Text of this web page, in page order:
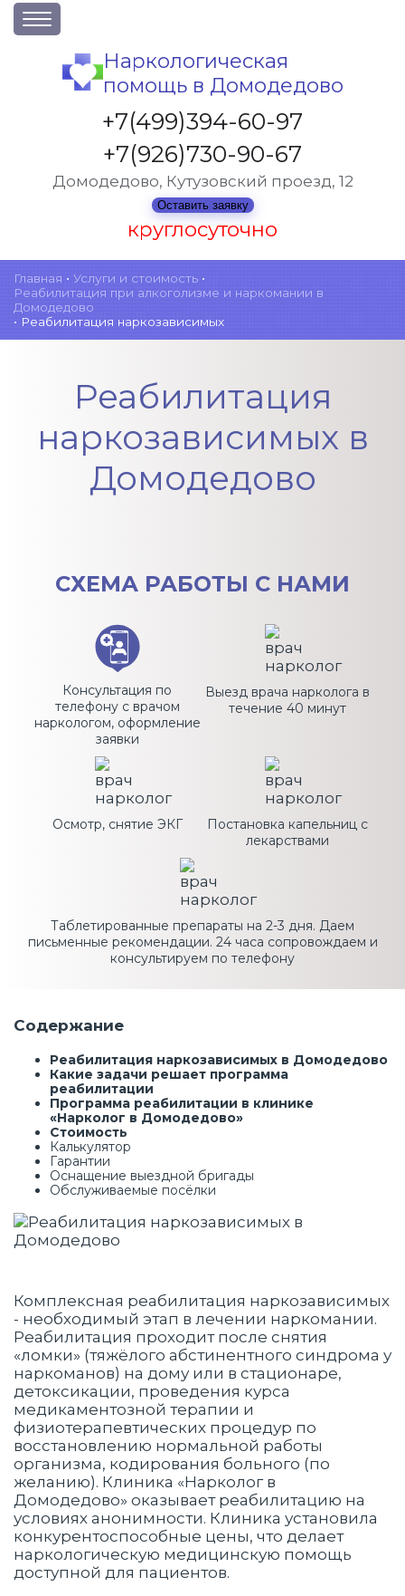
О клинике
Акции
Вакансии
Лицензии
Статьи
Услуги и стоимость
Отзывы
Вопрос-ответ
Наркологическая
помощь в Домодедово
+7(499)394-60-97
+7(926)730-90-67
Домодедово, Кутузовский проезд, 12
Оставить заявку
круглосуточно
Главная • Услуги и стоимость •
Реабилитация при алкоголизме и наркомании в
Домодедово
• Реабилитация наркозависимых
Реабилитация
наркозависимых в
Домодедово
СХЕМА РАБОТЫ С НАМИ
Консультация по
телефону с врачом
наркологом, оформление
заявки
Выезд врача нарколога в
течение 40 минут
Осмотр, снятие ЭКГ
Постановка капельниц с
лекарствами
Таблетированные препараты на 2-3 дня. Даем
письменные рекомендации. 24 часа сопровождаем и
консультируем по телефону
Содержание
Реабилитация наркозависимых в Домодедово
Какие задачи решает программа
реабилитации
Программа реабилитации в клинике
«Нарколог в Домодедово»
Стоимость
Калькулятор
Гарантии
Оснащение выездной бригады
Обслуживаемые посёлки
Комплексная реабилитация наркозависимых
- необходимый этап в лечении наркомании.
Реабилитация проходит после снятия
«ломки» (тяжёлого абстинентного синдрома у
наркоманов) на дому или в стационаре,
детоксикации, проведения курса
медикаментозной терапии и
физиотерапевтических процедур по
восстановлению нормальной работы
организма, кодирования больного (по
желанию). Клиника «Нарколог в
Домодедово» оказывает реабилитацию на
условиях анонимности. Клиника установила
конкурентоспособные цены, что делает
наркологическую медицинскую помощь
доступной для пациентов.